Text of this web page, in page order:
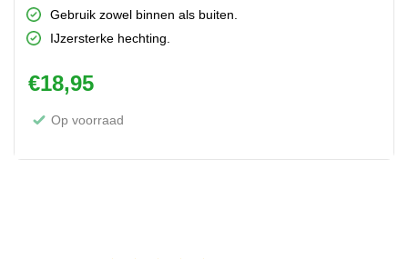
Gebruik zowel binnen als buiten.
IJzersterke hechting.
€18,95
Op voorraad